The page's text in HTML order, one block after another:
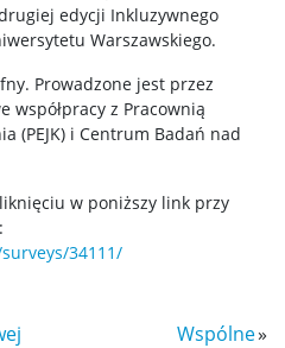
in English (EN)
edycji Inkluzywnego
Warszawskiego.
Prowadzone jest przez
współpracy z Pracownią
(PEJK) i Centrum Badań nad
w poniższy link przy
34111/
Wspólne»